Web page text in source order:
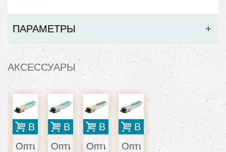
ПАРАМЕТРЫ
АКСЕССУАРЫ
В корзину
Оптический
В корзину
Оптический
В корзину
Оптический
В корзину
Оптический